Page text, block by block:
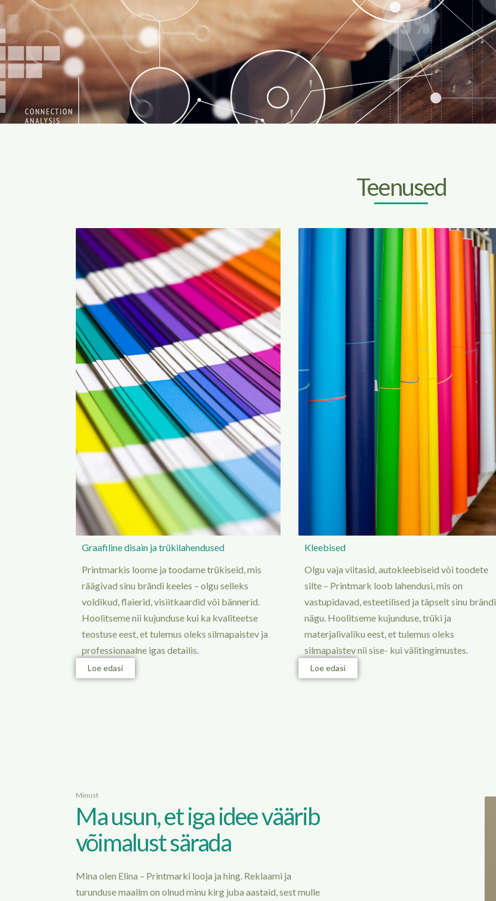
Teenused
Graafiline disain ja trükilahendused
Printmarkis loome ja toodame trükiseid, mis
räägivad sinu brändi keeles – olgu selleks
voldikud, flaierid, visiitkaardid või bännerid.
Hoolitseme nii kujunduse kui ka kvaliteetse
teostuse eest, et tulemus oleks silmapaistev ja
professionaalne igas detailis.
Loe edasi
Kleebised
Olgu vaja viitasid, autokleebiseid või toodete
silte – Printmark loob lahendusi, mis on
vastupidavad, esteetilised ja täpselt sinu brändi
nägu. Hoolitseme kujunduse, trüki ja
materjalivaliku eest, et tulemus oleks
silmapaistev nii sise- kui välitingimustes.
Loe edasi
Minust
Ma usun, et iga idee väärib
võimalust särada
Mina olen Elina – Printmarki looja ja hing. Reklaami ja
turunduse maailm on olnud minu kirg juba aastaid, sest mulle